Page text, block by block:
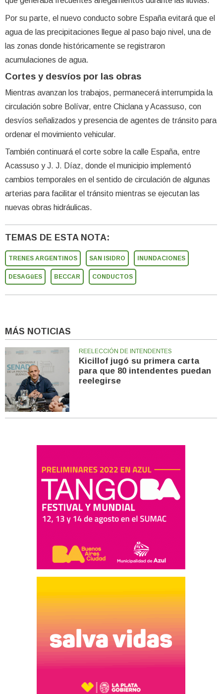
Por su parte, el nuevo conducto sobre España evitará que el
agua de las precipitaciones llegue al paso bajo nivel, una de
las zonas donde históricamente se registraron
acumulaciones de agua.
Cortes y desvíos por las obras
Mientras avanzan los trabajos, permanecerá interrumpida la
circulación sobre Bolívar, entre Chiclana y Acassuso, con
desvíos señalizados y presencia de agentes de tránsito para
ordenar el movimiento vehicular.
También continuará el corte sobre la calle España, entre
Acassuso y J. J. Díaz, donde el municipio implementó
cambios temporales en el sentido de circulación de algunas
arterias para facilitar el tránsito mientras se ejecutan las
nuevas obras hidráulicas.
TEMAS DE ESTA NOTA:
TRENES ARGENTINOS SAN ISIDRO INUNDACIONES
DESAGüES BECCAR CONDUCTOS
MÁS NOTICIAS
REELECCIÓN DE INTENDENTES
Kicillof jugó su primera carta
para que 80 intendentes puedan
reelegirse